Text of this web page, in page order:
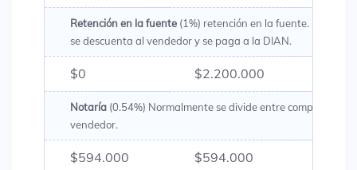
Retención en la fuente (1%) retención en la fuente. Es un
se descuenta al vendedor y se paga a la DIAN.
$0 $2.200.000
Notaría (0.54%) Normalmente se divide entre comprador y
vendedor.
$594.000 $594.000